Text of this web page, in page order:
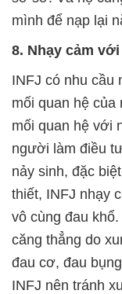
mình để nạp lại
8. Nhạy cảm
INFJ có nhu cầu
mối quan hệ của
mối quan hệ với
người làm điều
nảy sinh, đặc
thiết, INFJ nhạy
vô cùng đau
căng thẳng do
đau cơ, đau
INFJ nên tránh